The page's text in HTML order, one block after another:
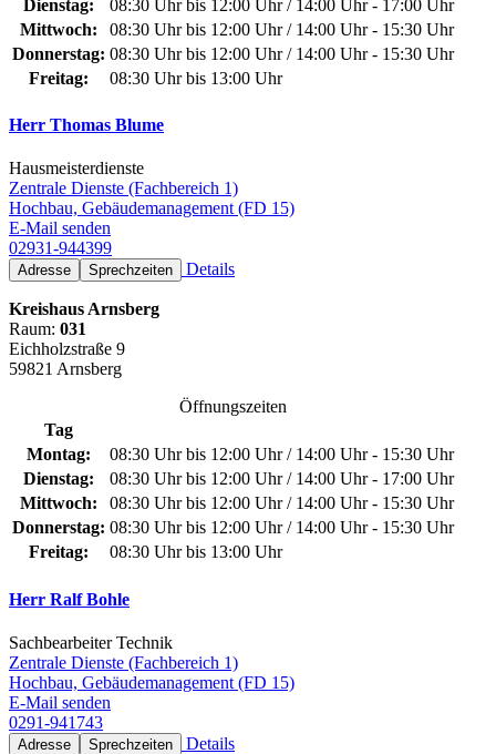
Dienstag:
08:30 Uhr bis 12:00 Uhr / 14:00 Uhr - 17:00 Uhr
Mittwoch:
08:30 Uhr bis 12:00 Uhr / 14:00 Uhr - 15:30 Uhr
Donnerstag: 08:30 Uhr bis 12:00 Uhr / 14:00 Uhr - 15:30 Uhr
Freitag:
08:30 Uhr bis 13:00 Uhr
Herr Thomas Blume
Hausmeisterdienste
Zentrale Dienste (Fachbereich 1)
Hochbau, Gebäudemanagement (FD 15)
E-Mail senden
02931-944399
Adresse Sprechzeiten Details
Kreishaus Arnsberg
Raum: 031
Eichholzstraße 9
59821 Arnsberg
Öffnungszeiten
Tag
Montag:
08:30 Uhr bis 12:00 Uhr / 14:00 Uhr - 15:30 Uhr
Dienstag:
08:30 Uhr bis 12:00 Uhr / 14:00 Uhr - 17:00 Uhr
Mittwoch:
08:30 Uhr bis 12:00 Uhr / 14:00 Uhr - 15:30 Uhr
Donnerstag: 08:30 Uhr bis 12:00 Uhr / 14:00 Uhr - 15:30 Uhr
Freitag:
08:30 Uhr bis 13:00 Uhr
Herr Ralf Bohle
Sachbearbeiter Technik
Zentrale Dienste (Fachbereich 1)
Hochbau, Gebäudemanagement (FD 15)
E-Mail senden
0291-941743
Adresse Sprechzeiten Details